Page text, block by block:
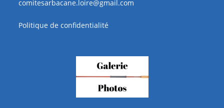
comitesarbacane.loire@gmail.com
Politique de confidentialité